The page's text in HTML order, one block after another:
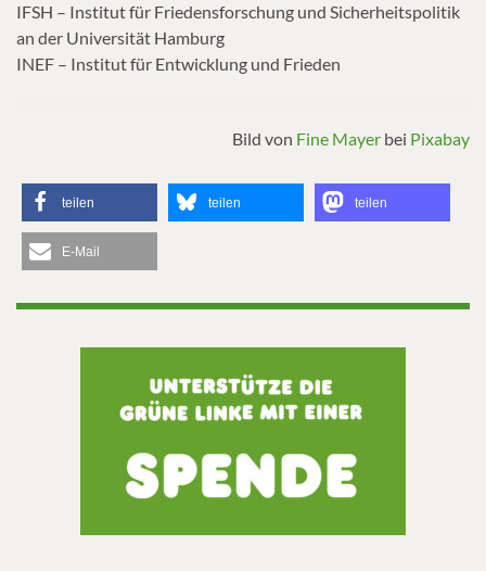
IFSH – Institut für Friedensforschung und Sicherheitspolitik
an der Universität Hamburg
INEF – Institut für Entwicklung und Frieden
Bild von Fine Mayer bei Pixabay
teilen teilen teilen
E-Mail